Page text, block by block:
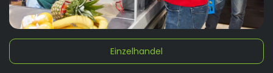
Einzelhandel